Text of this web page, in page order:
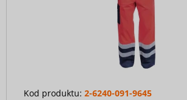
Kod produktu: 2-6240-091-9645